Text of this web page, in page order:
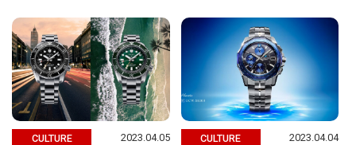
CULTURE 2023.04.05 CULTURE 2023.04.04